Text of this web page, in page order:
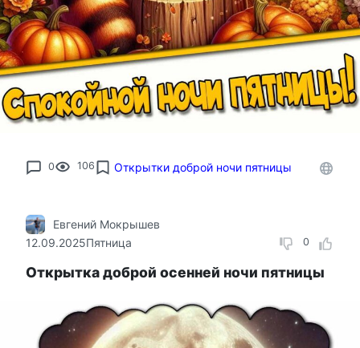
0 106 Открытки доброй ночи пятницы
0
Евгений Мокрышев
12.09.2025Пятница
Открытка доброй осенней ночи пятницы